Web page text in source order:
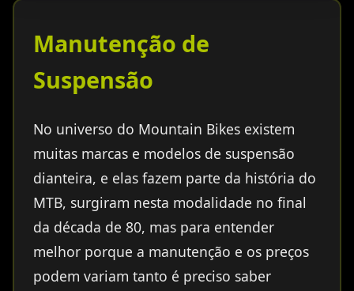
Manutenção de
Suspensão
No universo do Mountain Bikes existem
muitas marcas e modelos de suspensão
dianteira, e elas fazem parte da história do
MTB, surgiram nesta modalidade no final
da década de 80, mas para entender
melhor porque a manutenção e os preços
podem variam tanto é preciso saber